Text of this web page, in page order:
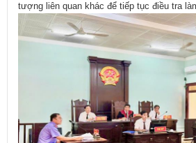
tượng liên quan khác để tiếp tục điều tra